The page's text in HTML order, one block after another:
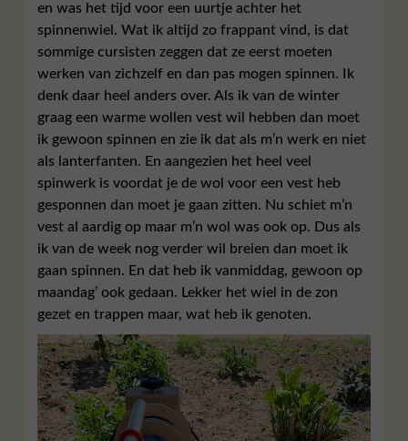
en was het tijd voor een uurtje achter het
spinnenwiel. Wat ik altijd zo frappant vind, is dat
sommige cursisten zeggen dat ze eerst moeten
werken van zichzelf en dan pas mogen spinnen. Ik
denk daar heel anders over. Als ik van de winter
graag een warme wollen vest wil hebben dan moet
ik gewoon spinnen en zie ik dat als m’n werk en niet
als lanterfanten. En aangezien het heel veel
spinwerk is voordat je de wol voor een vest heb
gesponnen dan moet je gaan zitten. Nu schiet m’n
vest al aardig op maar m’n wol was ook op. Dus als
ik van de week nog verder wil breien dan moet ik
gaan spinnen. En dat heb ik vanmiddag, gewoon op
maandag’ ook gedaan. Lekker het wiel in de zon
gezet en trappen maar, wat heb ik genoten.
Videospeler